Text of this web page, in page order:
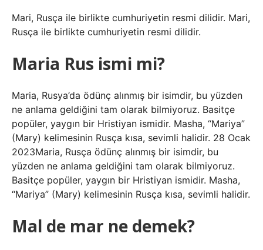
Mari, Rusça ile birlikte cumhuriyetin resmi dilidir. Mari,
Rusça ile birlikte cumhuriyetin resmi dilidir.
Maria Rus ismi mi?
Maria, Rusya’da ödünç alınmış bir isimdir, bu yüzden
ne anlama geldiğini tam olarak bilmiyoruz. Basitçe
popüler, yaygın bir Hristiyan ismidir. Masha, “Mariya”
(Mary) kelimesinin Rusça kısa, sevimli halidir. 28 Ocak
2023Maria, Rusça ödünç alınmış bir isimdir, bu
yüzden ne anlama geldiğini tam olarak bilmiyoruz.
Basitçe popüler, yaygın bir Hristiyan ismidir. Masha,
“Mariya” (Mary) kelimesinin Rusça kısa, sevimli halidir.
Mal de mar ne demek?